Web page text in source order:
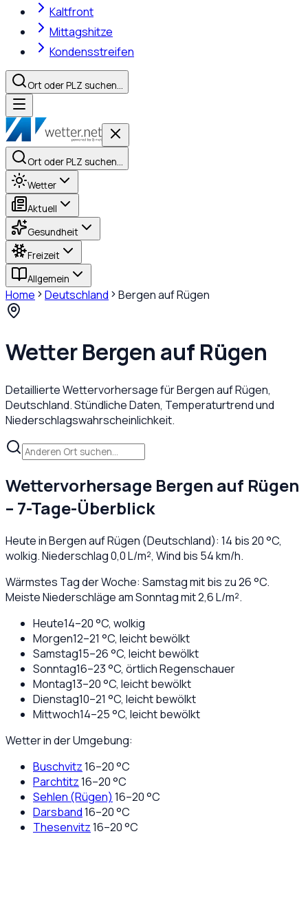
Kaltfront
Mittagshitze
Kondensstreifen
Ort oder PLZ suchen…
Ort oder PLZ suchen…
Wetter
Aktuell
Gesundheit
Freizeit
Allgemein
Home Deutschland Bergen auf Rügen
WetterBergen auf Rügen
Detaillierte Wettervorhersage fürBergen auf Rügen,
Deutschland. Stündliche Daten, Temperaturtrend und
Niederschlagswahrscheinlichkeit.
Wettervorhersage Bergen auf Rügen
– 7-Tage-Überblick
Heute inBergen auf Rügen (Deutschland): 14 bis20°C,
wolkig. Niederschlag0,0L/m², Wind bis 54km/h.
Wärmstes Tag der Woche: Samstag mit bis zu 26 °C.
Meiste Niederschläge am Sonntag mit 2,6 L/m².
Heute14–20°C, wolkig
Morgen12–21 °C, leicht bewölkt
Samstag15–26°C, leicht bewölkt
Sonntag16–23°C, örtlich Regenschauer
Montag13–20°C, leicht bewölkt
Dienstag10–21 °C, leicht bewölkt
Mittwoch14–25°C, leicht bewölkt
Wetter in der Umgebung:
Buschvitz16–20°C
Parchtitz16–20°C
Sehlen (Rügen) 16–20°C
Darsband16–20°C
Thesenvitz16–20°C